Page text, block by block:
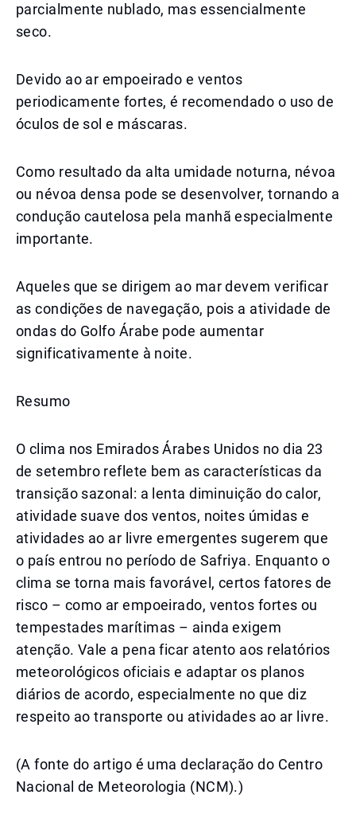
parcialmente nublado, mas essencialmente
seco.
Devido ao ar empoeirado e ventos
periodicamente fortes, é recomendado o uso de
óculos de sol e máscaras.
Como resultado da alta umidade noturna, névoa
ou névoa densa pode se desenvolver, tornando a
condução cautelosa pela manhã especialmente
importante.
Aqueles que se dirigem ao mar devem verificar
as condições de navegação, pois a atividade de
ondas do Golfo Árabe pode aumentar
significativamente à noite.
Resumo
O clima nos Emirados Árabes Unidos no dia 23
de setembro reflete bem as características da
transição sazonal: a lenta diminuição do calor,
atividade suave dos ventos, noites úmidas e
atividades ao ar livre emergentes sugerem que
o país entrou no período de Safriya. Enquanto o
clima se torna mais favorável, certos fatores de
risco – como ar empoeirado, ventos fortes ou
tempestades marítimas – ainda exigem
atenção. Vale a pena ficar atento aos relatórios
meteorológicos oficiais e adaptar os planos
diários de acordo, especialmente no que diz
respeito ao transporte ou atividades ao ar livre.
(A fonte do artigo é uma declaração do Centro
Nacional de Meteorologia (NCM).)